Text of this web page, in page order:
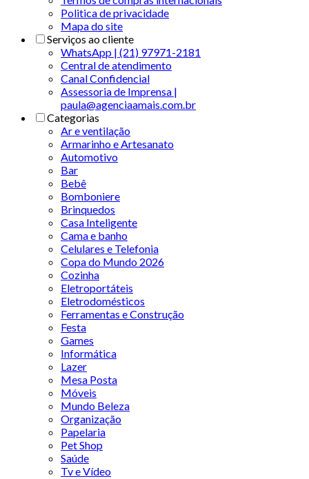
Politica de privacidade
Mapa do site
Serviços ao cliente
WhatsApp | (21) 97971-2181
Central de atendimento
Canal Confidencial
Assessoria de Imprensa |
paula@agenciaamais.com.br
Categorias
Ar e ventilação
Armarinho e Artesanato
Automotivo
Bar
Bebê
Bomboniere
Brinquedos
Casa Inteligente
Cama e banho
Celulares e Telefonia
Copa do Mundo 2026
Cozinha
Eletroportáteis
Eletrodomésticos
Ferramentas e Construção
Festa
Games
Informática
Lazer
Mesa Posta
Móveis
Mundo Beleza
Organização
Papelaria
Pet Shop
Saúde
Tv e Vídeo